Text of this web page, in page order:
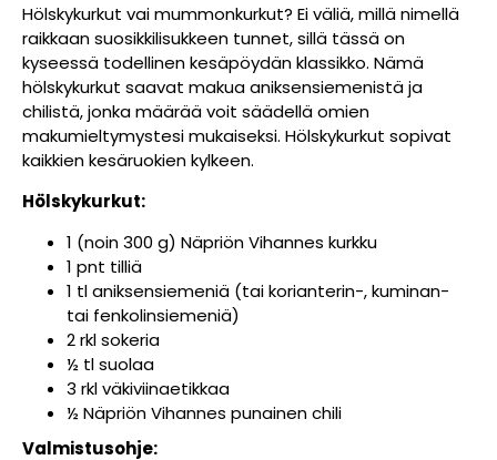
Hölskykurkut vai mummonkurkut? Ei väliä, millä nimellä
raikkaan suosikkilisukkeen tunnet, sillä tässä on
kyseessä todellinen kesäpöydän klassikko. Nämä
hölskykurkut saavat makua aniksensiemenistä ja
chilistä, jonka määrää voit säädellä omien
makumieltymystesi mukaiseksi. Hölskykurkut sopivat
kaikkien kesäruokien kylkeen.
Hölskykurkut:
1 (noin 300 g) Näpriön Vihannes kurkku
1 pnt tilliä
1 tl aniksensiemeniä (tai korianterin-, kuminan-
tai fenkolinsiemeniä)
2 rkl sokeria
½ tl suolaa
3 rkl väkiviinaetikkaa
½ Näpriön Vihannes punainen chili
Valmistusohje: